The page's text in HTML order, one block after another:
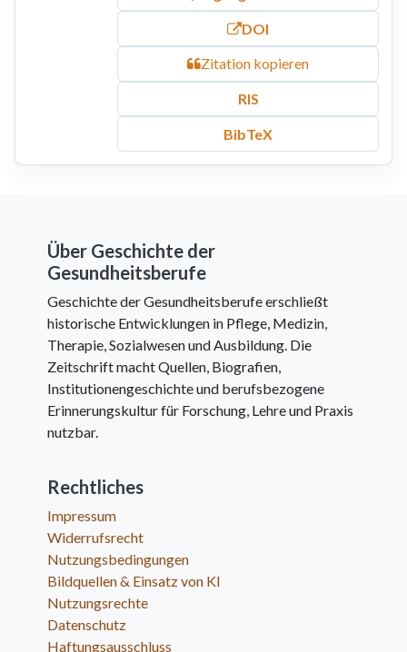
DOI
Zitation kopieren
RIS
BibTeX
Über Geschichte der
Gesundheitsberufe
Geschichte der Gesundheitsberufe erschließt
historische Entwicklungen in Pflege, Medizin,
Therapie, Sozialwesen und Ausbildung. Die
Zeitschrift macht Quellen, Biografien,
Institutionengeschichte und berufsbezogene
Erinnerungskultur für Forschung, Lehre und Praxis
nutzbar.
Rechtliches
Impressum
Widerrufsrecht
Nutzungsbedingungen
Bildquellen & Einsatz von KI
Nutzungsrechte
Datenschutz
Haftungsausschluss